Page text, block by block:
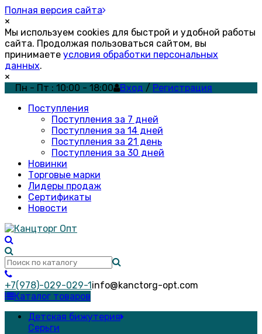
Полная версия сайта
×
Мы используем cookies для быстрой и удобной работы
сайта. Продолжая пользоваться сайтом, вы
принимаете условия обработки персональных
данных.
×
Пн - Пт : 10:00 - 18:00
Вход / Регистрация
Поступления
Поступления за 7 дней
Поступления за 14 дней
Поступления за 21 день
Поступления за 30 дней
Новинки
Торговые марки
Лидеры продаж
Сертификаты
Новости
+7(978)-029-029-1info@kanctorg-opt.com
Каталог товаров
Детская бижутерия
Серьги